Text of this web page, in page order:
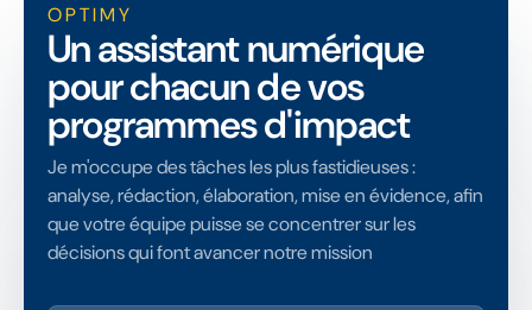
OPTIMY
Un assistant numérique
pour chacun de vos
programmes d'impact
Je m'occupe des tâches les plus fastidieuses :
analyse, rédaction, élaboration, mise en évidence, afin
que votre équipe puisse se concentrer sur les
décisions qui font avancer notre mission